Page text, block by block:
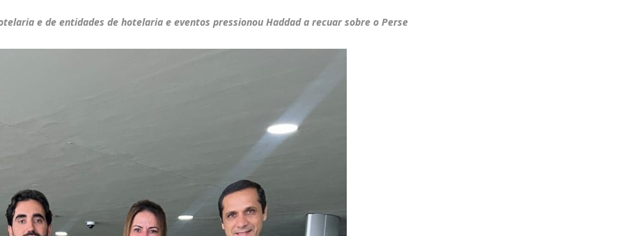
e de entidades de hotelaria e eventos pressionou Haddad a recuar sobre o Perse